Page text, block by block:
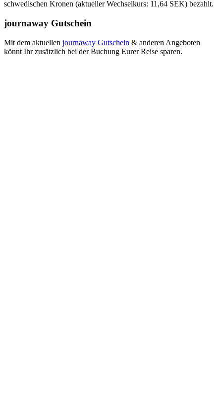
schwedischen Kronen (aktueller Wechselkurs: 11,64 SEK) bezahlt.
journaway Gutschein
Mit dem aktuellen journaway Gutschein & anderen Angeboten
könnt Ihr zusätzlich bei der Buchung Eurer Reise sparen.